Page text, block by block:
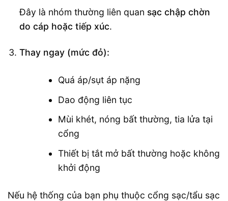
Đây là nhóm thường liên quan sạc chập chờn
do cáp hoặc tiếp xúc.
Thay ngay (mức đỏ):
Quá áp/sụt áp nặng
Dao động liên tục
Mùi khét, nóng bất thường, tia lửa tại
cổng
Thiết bị tắt mở bất thường hoặc không
khởi động
Nếu hệ thống của bạn phụ thuộc cổng sạc/tẩu sạc